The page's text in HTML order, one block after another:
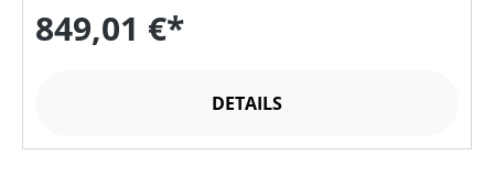
849,01 €*
DETAILS